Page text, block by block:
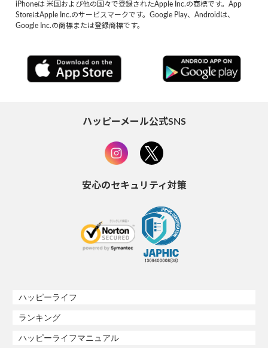
iPhoneは 米国および他の国々で登録されたApple Inc.の商標です。App
StoreはApple Inc.のサービスマークです。Google Play、Androidは、
Google Inc.の商標または登録商標です。
ハッピーメール公式SNS
安心のセキュリティ対策
ハッピーライフ
ランキング
ハッピーライフマニュアル